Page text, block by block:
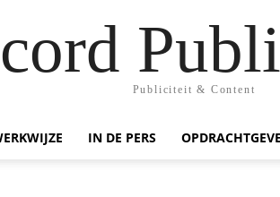
Publiciteit & Content
IN DE PERS